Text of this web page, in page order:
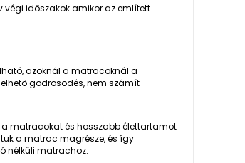
végi időszakok amikor az említett
azoknál a matracoknál a
gödrösödés, nem számít
matracokat és hosszabb élettartamot
a matrac magrésze, és így
nélküli matrachoz.